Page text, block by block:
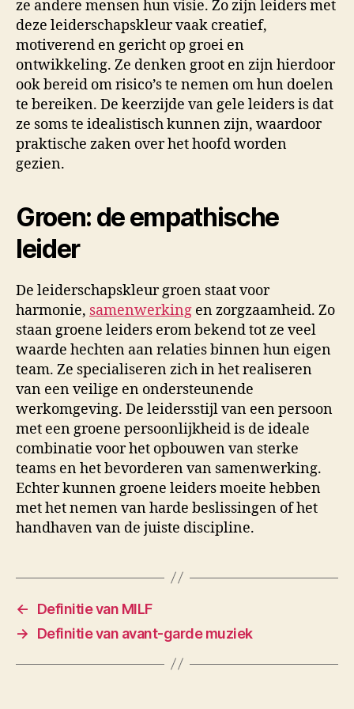
ze andere mensen hun visie. Zo zijn leiders met
deze leiderschapskleur vaak creatief,
motiverend en gericht op groei en
ontwikkeling. Ze denken groot en zijn hierdoor
ook bereid om risico’s te nemen om hun doelen
te bereiken. De keerzijde van gele leiders is dat
ze soms te idealistisch kunnen zijn, waardoor
praktische zaken over het hoofd worden
gezien.
Groen: de empathische
leider
De leiderschapskleur groen staat voor
harmonie, samenwerking en zorgzaamheid. Zo
staan groene leiders erom bekend tot ze veel
waarde hechten aan relaties binnen hun eigen
team. Ze specialiseren zich in het realiseren
van een veilige en ondersteunende
werkomgeving. De leidersstijl van een persoon
met een groene persoonlijkheid is de ideale
combinatie voor het opbouwen van sterke
teams en het bevorderen van samenwerking.
Echter kunnen groene leiders moeite hebben
met het nemen van harde beslissingen of het
handhaven van de juiste discipline.
←
Definitie van MILF
→
Definitie van avant-garde muziek